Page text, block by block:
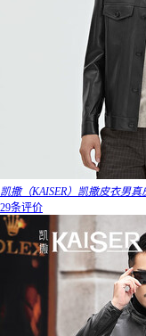
凯撒（KAISER）凯撒皮衣男
29条评价